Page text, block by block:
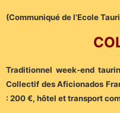
(Communiqué de l’Ecole
Traditionnel week-end
Collectif des Aficionados
: 200 €, hôtel et transport